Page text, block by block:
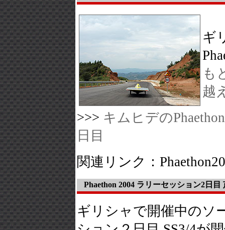
ギ
も
越
>>> キムヒデの
日目
関連リンク：
Phaethon 2004 ラリーセッション2日
ギリシャで開催中のソ